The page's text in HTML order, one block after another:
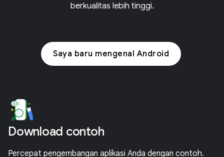
berkualitas lebih tinggi.
Saya baru mengenal Android
Download contoh
Percepat pengembangan aplikasi Anda dengan contoh.